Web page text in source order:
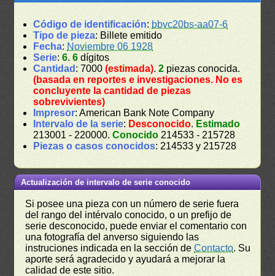
Código de identificación: bbvc20bs-aa07-6
Tipo de pieza: Billete emitido
Fecha: Noviembre 06 1928
Serie:6.6 dígitos
Cantidad : 7000(estimada).2 piezas conocida.
(basada en reportes e investigaciones. No es
concluyente la cantidad de piezas
sobrevivientes)
Impresor: American Bank Note Company
Intervalo de la serie: Desconocido. Estimado
213001 - 220000.Conocido 214533 - 215728
Piezas o casos conocidos: 214533 y 215728
Actualización de intervalo de serie conocido
Si posee una pieza con un número de serie fuera
del rango del intérvalo conocido, o un prefijo de
serie desconocido, puede enviar el comentario con
una fotografía del anverso siguiendo las
instruciones indicada en la sección deContacto. Su
aporte será agradecido y ayudará a mejorar la
calidad de este sitio.